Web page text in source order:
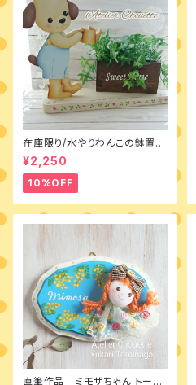
在庫限り/水やりわんこの鉢置き
台 素材付きキット
¥2,250
10%OFF
直筆作品 ミモザちゃん トール